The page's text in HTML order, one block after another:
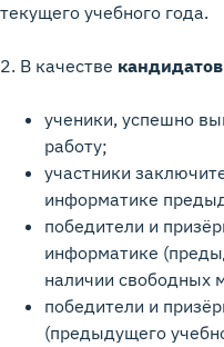
текущего учебного года.
2. В качестве кандидатов
ученики, успешно
работу;
участники
информатике
победители и
информатике
наличии свободных
победители и
(предыдущего